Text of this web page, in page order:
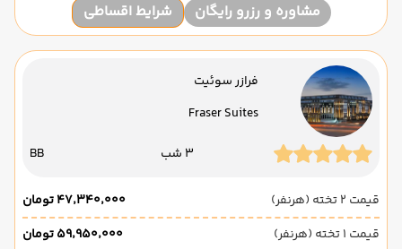
مشاوره و رزرو رایگان شرایط اقساطی
فرازر سوئیت
Fraser Suites
3 شب BB
قیمت 2 تخته (هرنفر)
۴۷٬۳۴۰٬۰۰۰ تومان
قیمت 1 تخته (هرنفر)
۵۹٬۹۵۰٬۰۰۰ تومان